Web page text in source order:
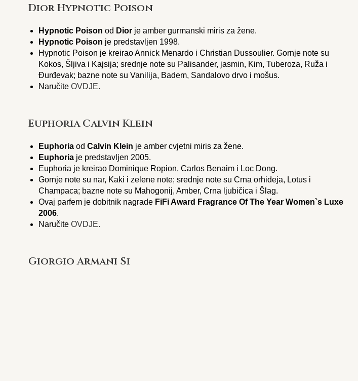
Dior Hypnotic Poison
Hypnotic Poison od Diorje amber gurmanski miris za žene.
Hypnotic Poison je predstavljen 1998.
Hypnotic Poison je kreirao Annick Menardo i Christian Dussoulier. Gornje note su
Kokos, Šljiva i Kajsija; srednje note su Palisander, jasmin, Kim, Tuberoza, Ruža i
Đurđevak; bazne note su Vanilija, Badem, Sandalovo drvo i mošus.
Naručite OVDJE.
Euphoria Calvin Klein
Euphoriaod Calvin Klein je amber cvjetni miris za žene.
Euphoriaje predstavljen 2005.
Euphoria je kreirao Dominique Ropion, Carlos Benaim i Loc Dong.
Gornje note su nar, Kaki i zelene note; srednje note su Crna orhideja, Lotus i
Champaca; bazne note su Mahogonij, Amber, Crna ljubičica i Šlag.
Ovaj parfem je dobitnik nagrade FiFi Award Fragrance Of The Year Women`s Luxe
2006.
Naručite OVDJE.
Giorgio Armani Si